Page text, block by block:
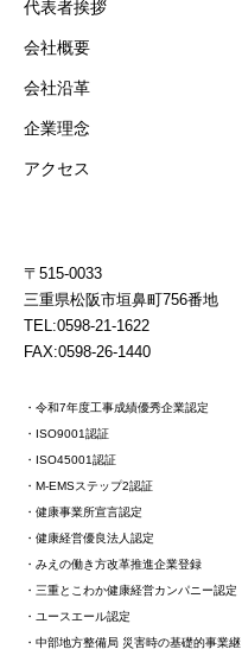
代表者挨拶
会社概要
会社沿革
企業理念
アクセス
〒515-0033
三重県松阪市垣鼻町756番地
TEL:0598-21-1622
FAX:0598-26-1440
・令和7年度工事成績優秀企業認定
・ISO9001認証
・ISO45001認証
・M-EMSステップ2認証
・健康事業所宣言認定
・健康経営優良法人認定
・みえの働き方改革推進企業登録
・三重とこわか健康経営カンパニー認定
・ユースエール認定
・中部地方整備局 災害時の基礎的事業継